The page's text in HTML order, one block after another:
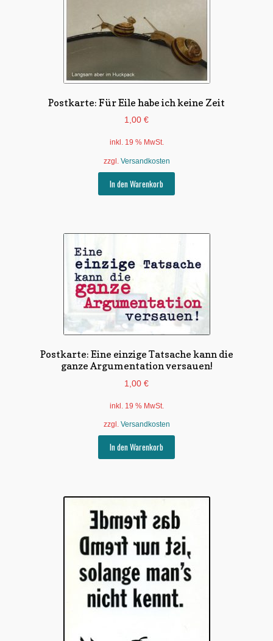
Postkarte: Für Eile habe ich keine Zeit
1,00 €
inkl. 19 % MwSt.
zzgl. Versandkosten
In den Warenkorb
Postkarte: Eine einzige Tatsache kann die
ganze Argumentation versauen!
1,00 €
inkl. 19 % MwSt.
zzgl. Versandkosten
In den Warenkorb